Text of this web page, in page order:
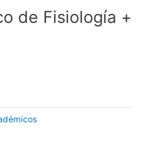
de Fisiología +